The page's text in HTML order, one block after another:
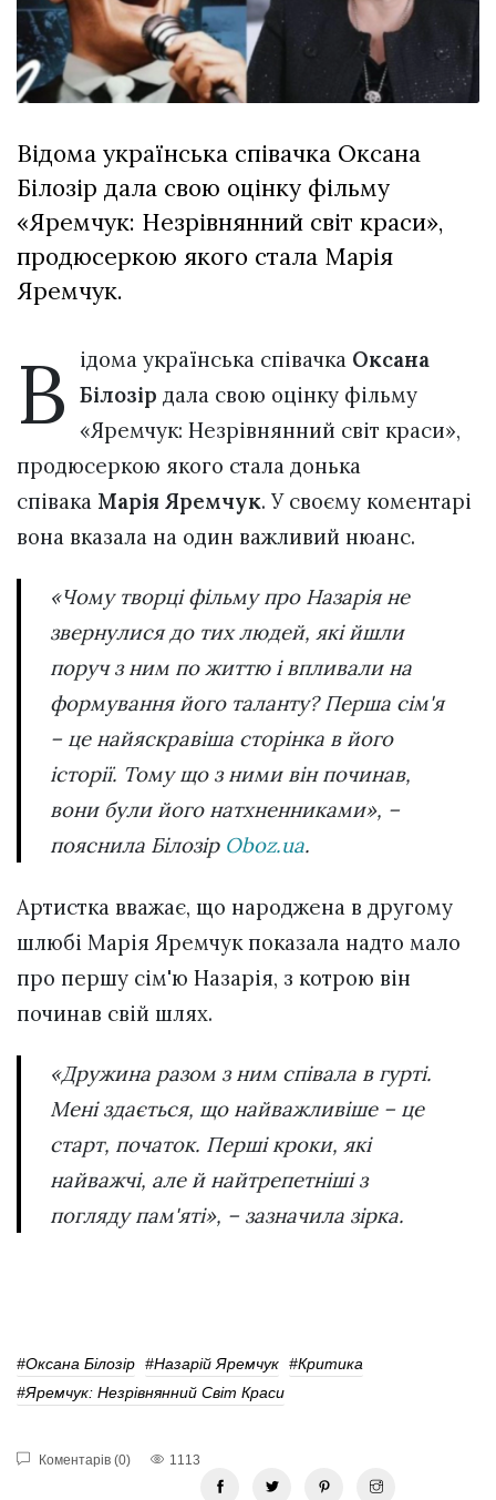
XIX
Спартакіада
VolWe...
29 Липня 2026
573 переглядів
Всі розділи
Персона
Лайф
Афіша
ZONE 18+
Політика конфіденційності
Відома українська співачка Оксана
Білозір дала свою оцінку фільму
«Яремчук: Незрівнянний світ краси»,
продюсеркою якого стала Марія
Яремчук.
В ідома українська співачка Оксана
Білозір дала свою оцінку фільму
«Яремчук: Незрівнянний світ краси»,
продюсеркою якого стала донька
співака Марія Яремчук. У своєму коментарі
вона вказала на один важливий нюанс.
«Чому творці фільму про Назарія не
звернулися до тих людей, які йшли
поруч з ним по життю і впливали на
формування його таланту? Перша сім'я
– це найяскравіша сторінка в його
історії. Тому що з ними він починав,
вони були його натхненниками», –
пояснила Білозір Оboz.ua.
Артистка вважає, що народжена в другому
шлюбі Марія Яремчук показала надто мало
про першу сім'ю Назарія, з котрою він
починав свій шлях.
«Дружина разом з ним співала в гурті.
Мені здається, що найважливіше – це
старт, початок. Перші кроки, які
найважчі, але й найтрепетніші з
погляду пам'яті», – зазначила зірка.
#Оксана Білозір #Назарій Яремчук #критика
#Яремчук: Незрівнянний Світ Краси
Коментарів (0) 1113